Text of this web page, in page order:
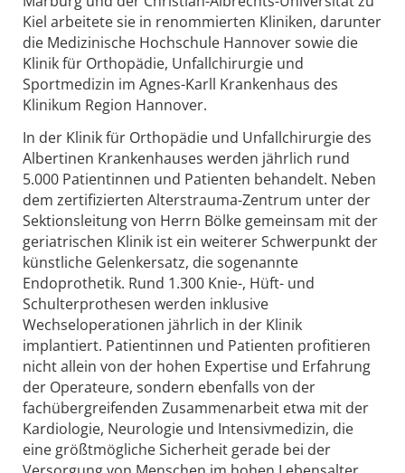
Kiel arbeitete sie in renommierten Kliniken, darunter
die Medizinische Hochschule Hannover sowie die
Klinik für Orthopädie, Unfallchirurgie und
Sportmedizin im Agnes-Karll Krankenhaus des
Klinikum Region Hannover.
In der Klinik für Orthopädie und Unfallchirurgie des
Albertinen Krankenhauses werden jährlich rund
5.000 Patientinnen und Patienten behandelt. Neben
dem zertifizierten Alterstrauma-Zentrum unter der
Sektionsleitung von Herrn Bölke gemeinsam mit der
geriatrischen Klinik ist ein weiterer Schwerpunkt der
künstliche Gelenkersatz, die sogenannte
Endoprothetik. Rund 1.300 Knie-, Hüft- und
Schulterprothesen werden inklusive
Wechseloperationen jährlich in der Klinik
implantiert. Patientinnen und Patienten profitieren
nicht allein von der hohen Expertise und Erfahrung
der Operateure, sondern ebenfalls von der
fachübergreifenden Zusammenarbeit etwa mit der
Kardiologie, Neurologie und Intensivmedizin, die
eine größtmögliche Sicherheit gerade bei der